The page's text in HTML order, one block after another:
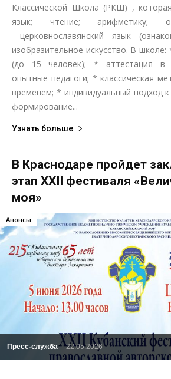
Классической Школа (РКШ) ,
язык; чтение; арифметику;
церковнославянский язык
изобразительное искусство. В
(до 15 человек); * аттестация в
опытные педагоги; * классическая
временем; * индивидуальный подход
формирование...
Узнать больше
В Краснодаре пройдет
этап XXII фестиваля
моя»
Пресс-служба - 22.05.2026
Анонсы